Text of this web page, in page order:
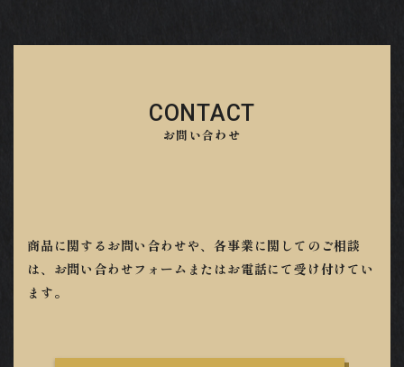
CONTACT
お問い合わせ
商品に関するお問い合わせや、各事業に関してのご相談
は、お問い合わせフォームまたはお電話にて受け付けてい
ます。